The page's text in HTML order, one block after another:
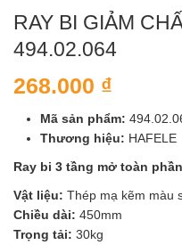
RAY BI GIẢM
494.02.064
268.000 ₫
Mã sản phẩm:
Thương hiệu: HAFELE
Ray bi 3 tầng mở toàn
Vật liệu: Thép mạ kẽm màu
Chiều dài: 450mm
Trọng tải: 30kg